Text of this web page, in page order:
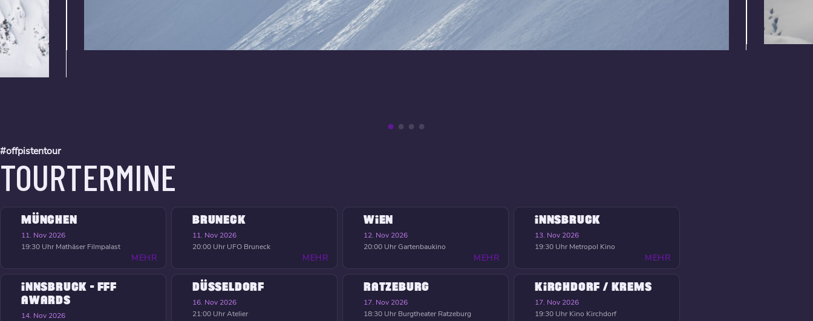
#offpistentour
TOURTERMINE
MÜNCHEN
11. Nov 2026
19:30 Uhr Mathäser Filmpalast
MEHR
BRUNECK
11. Nov 2026
20:00 Uhr UFO Bruneck
MEHR
WIEN
12. Nov 2026
20:00 UhrGartenbaukino
MEHR
INNSBRUCK
13. Nov 2026
19:30 Uhr Metropol Kino
MEHR
INNSBRUCK - FFF
AWARDS
14. Nov 2026
DÜSSELDORF
16. Nov 2026
21:00 UhrAtelier
RATZEBURG
17. Nov 2026
18:30 Uhr Burgtheater Ratzeburg
KIRCHDORF / KREMS
17. Nov 2026
19:30 Uhr Kino Kirchdorf